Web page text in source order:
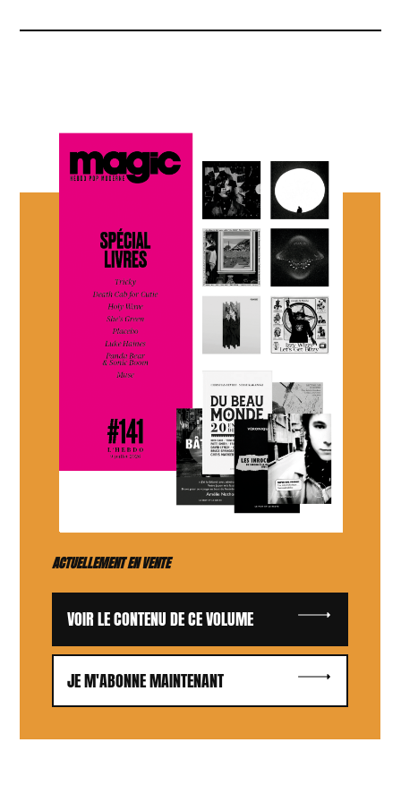
ACTUELLEMENT EN VENTE
VOIR LE CONTENU DE CE VOLUME
JE M'ABONNE MAINTENANT